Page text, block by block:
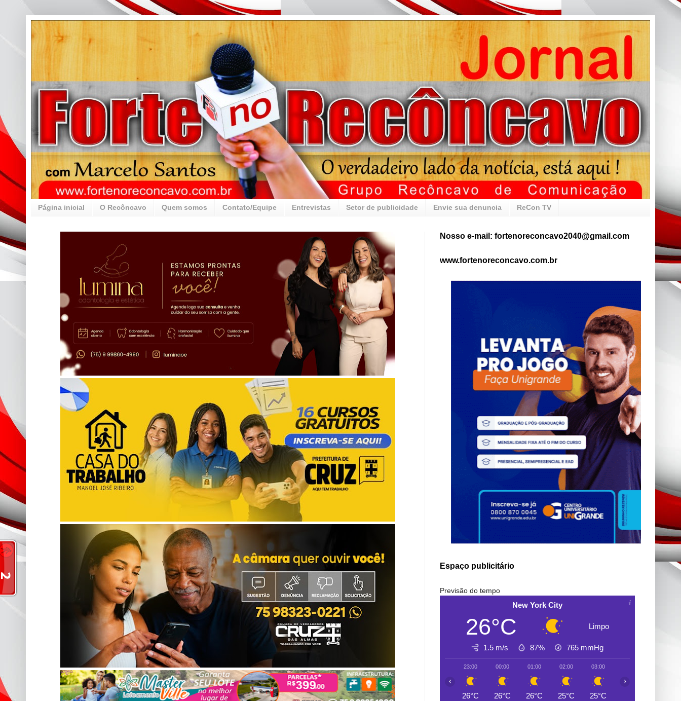
Página inicial O Recôncavo Quem somos Contato/Equipe Entrevistas Setor de publicidade Envie sua denuncia ReCon TV
Nosso e-mail: fortenoreconcavo2040@gmail.com
www.fortenoreconcavo.com.br
Espaço publicitário
Previsão do tempo
New York City
26°C Limpo
1.5 m/s 87% 765 mmHg
23:00
26°C
00:00
26°C
01:00
26°C
02:00
25°C
03:00
25°C
‹ ›